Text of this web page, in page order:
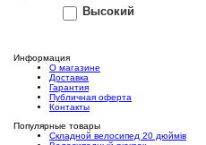
Высокий
Информация
О магазине
Доставка
Гарантия
Публичная оферта
Контакты
Популярные товары
Складной велосипед 20 дюймів